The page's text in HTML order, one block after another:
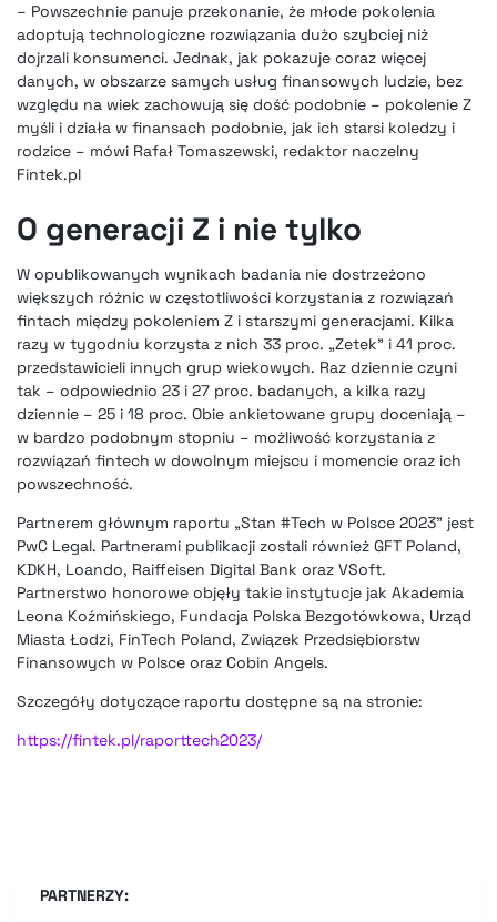
– Powszechnie panuje przekonanie, że młode pokolenia
adoptują technologiczne rozwiązania dużo szybciej niż
dojrzali konsumenci. Jednak, jak pokazuje coraz więcej
danych, w obszarze samych usług finansowych ludzie, bez
względu na wiek zachowują się dość podobnie – pokolenie Z
myśli i działa w finansach podobnie, jak ich starsi koledzy i
rodzice – mówi Rafał Tomaszewski, redaktor naczelny
Fintek.pl
O generacji Z i nie tylko
W opublikowanych wynikach badania nie dostrzeżono
większych różnic w częstotliwości korzystania z rozwiązań
fintach między pokoleniem Z i starszymi generacjami. Kilka
razy w tygodniu korzysta z nich 33 proc. „Zetek” i 41 proc.
przedstawicieli innych grup wiekowych. Raz dziennie czyni
tak – odpowiednio 23 i 27 proc. badanych, a kilka razy
dziennie – 25 i 18 proc. Obie ankietowane grupy doceniają –
w bardzo podobnym stopniu – możliwość korzystania z
rozwiązań fintech w dowolnym miejscu i momencie oraz ich
powszechność.
Partnerem głównym raportu „Stan #Tech w Polsce 2023” jest
PwC Legal. Partnerami publikacji zostali również GFT Poland,
KDKH, Loando, Raiffeisen Digital Bank oraz VSoft.
Partnerstwo honorowe objęły takie instytucje jak Akademia
Leona Koźmińskiego, Fundacja Polska Bezgotówkowa, Urząd
Miasta Łodzi, FinTech Poland, Związek Przedsiębiorstw
Finansowych w Polsce oraz Cobin Angels.
Szczegóły dotyczące raportu dostępne są na stronie:
https://fintek.pl/raporttech2023/
PARTNERZY: